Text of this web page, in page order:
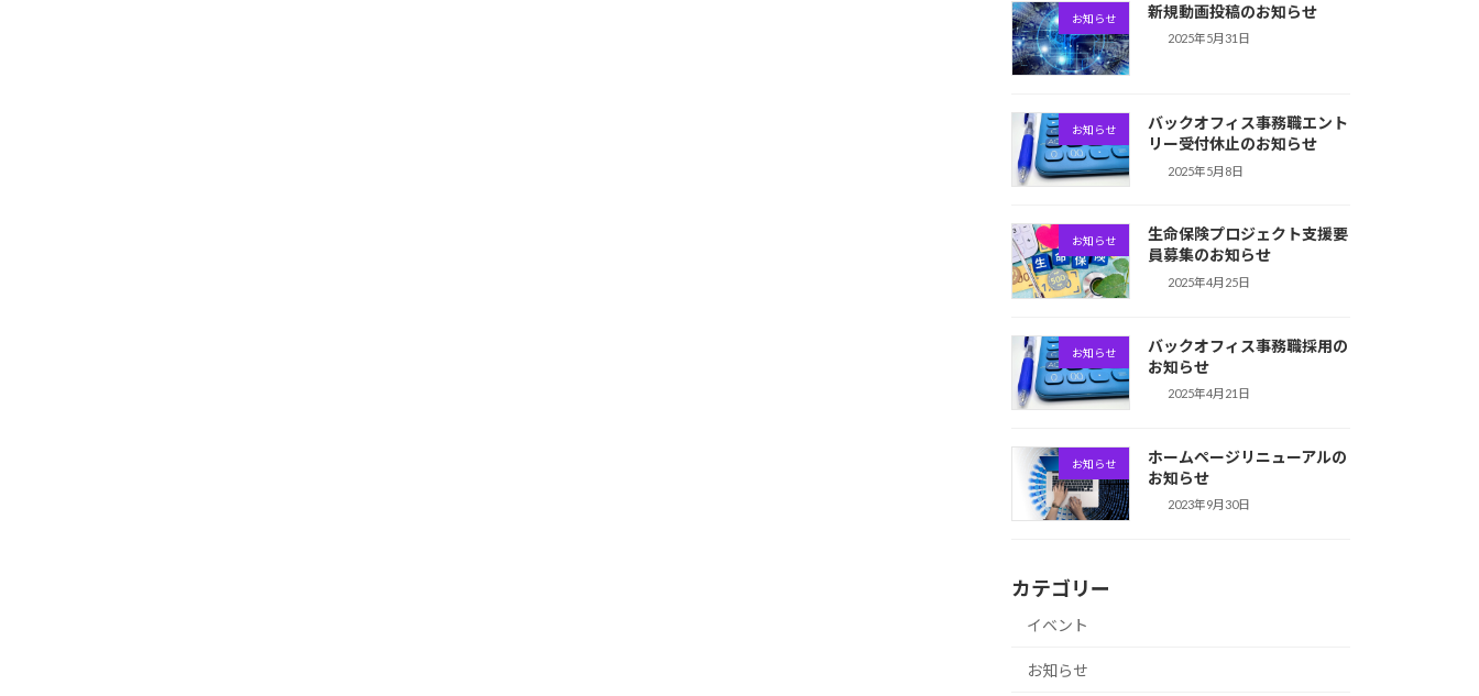
お知らせ 新規動画投稿のお知らせ
2025年5月31日
お知らせ
バックオフィス事務職エント
リー受付休止のお知らせ
2025年5月8日
お知らせ
生命保険プロジェクト支援要
員募集のお知らせ
2025年4月25日
お知らせ
バックオフィス事務職採用の
お知らせ
2025年4月21日
お知らせ
ホームページリニューアルの
お知らせ
2023年9月30日
カテゴリー
イベント
お知らせ